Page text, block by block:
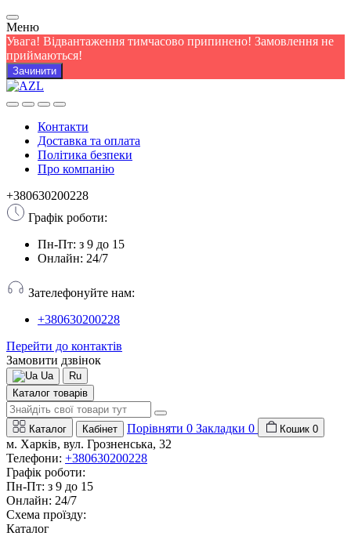
Меню
Увага! Відвантаження тимчасово припинено! Замовлення не
приймаються!
Зачинити
Контакти
Доставка та оплата
Політика безпеки
Про компанію
+380630200228
Графік роботи:
Пн-Пт: з 9 до 15
Онлайн: 24/7
Зателефонуйте нам:
+380630200228
Перейти до контактів
Замовити дзвінок
Ua
Ru
Каталог товарів
Каталог Кабінет Порівняти 0 Закладки 0 Кошик 0
м. Харків, вул. Грозненська, 32
Телефони: +380630200228
Графік роботи:
Пн-Пт: з 9 до 15
Онлайн: 24/7
Схема проїзду:
Каталог